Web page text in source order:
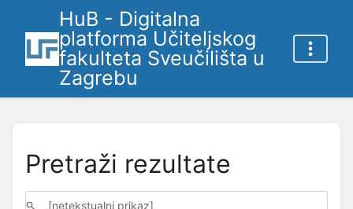
HuB - Digitalna
platforma Učiteljskog
fakulteta Sveučilišta u
Zagrebu
Pretraži rezultate